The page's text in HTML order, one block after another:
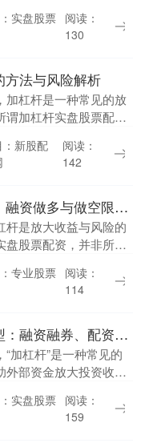
股，用较少的本金撬
。目前市场上主流的加
实盘股票 阅读：
130
法与风险解析
加杠杆是一种常见的放
谓加杠杆实盘股票配
入资金来增加投资本
涨时获得更高比例的回
....
：新股配
阅读：
142
股票单向杠杆：融资做多与做空限制解析
杆是放大收益与风险的
盘股票配资，并非所有
**单向杠杆**指的是
定机制向一个方向放大
专业股票 阅读：
114
加杠杆股票类型：融资融券、配资、期货、ETF期权
加杠杆”是一种常见的
外部资金放大投资收
把双刃剑，既能扩大
亏损。本文将详细介绍
实盘股票 阅读：
159